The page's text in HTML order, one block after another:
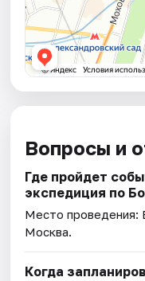
Вопросы и
Где пройдет
экспедиция по
Место проведения:
Москва.
Когда